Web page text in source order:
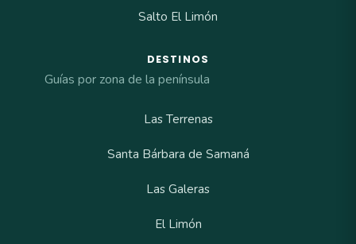
Salto El Limón
DESTINOS
Guías por zona de la península
Las Terrenas
Santa Bárbara de Samaná
Las Galeras
El Limón